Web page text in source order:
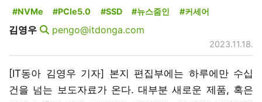
#NVMe #PCIe5.0 #SSD #뉴스줌인 #커세어
김영우 pengo@itdonga.com
2023.11.18.
[IT동아 김영우 기자] 본지 편집부에는 하루에만 수십
건을 넘는 보도자료가 온다. 대부분 새로운 제품, 혹은